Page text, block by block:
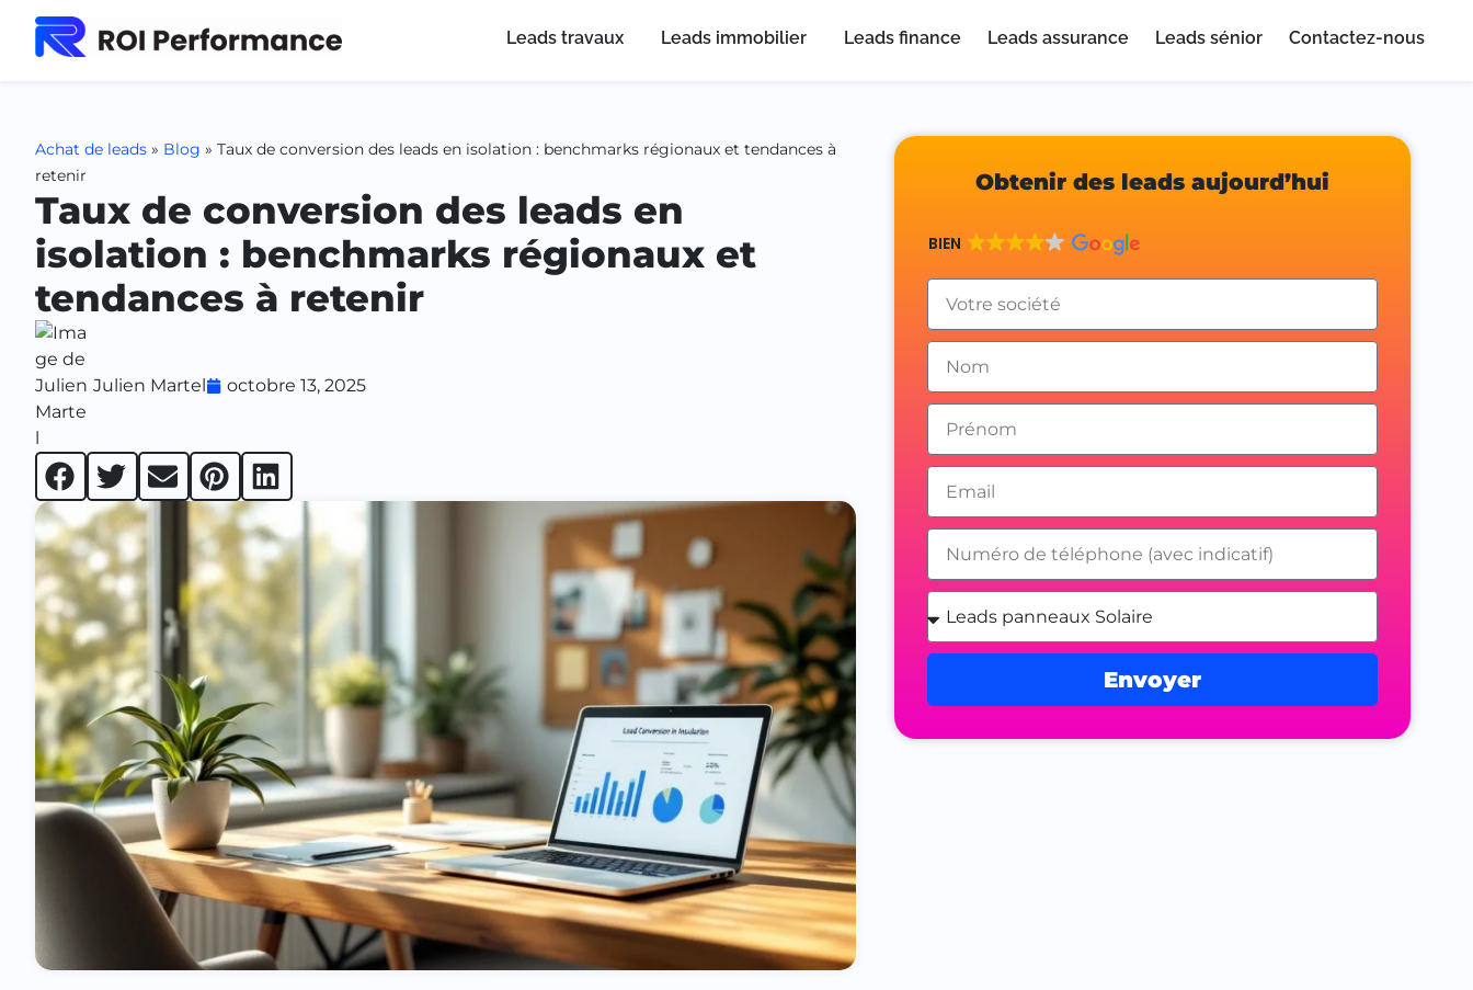
Leads travaux Leads immobilier Leads finance Leads assurance Leads sénior Contactez-nous
Achat de leads » Blog » Taux de conversion des leads en isolation : benchmarks régionaux et tendances à
retenir
Taux de conversion des leads en
isolation : benchmarks régionaux et
tendances à retenir
Julien Martel octobre 13, 2025
Obtenir des leads aujourd’hui
BIEN
Envoyer